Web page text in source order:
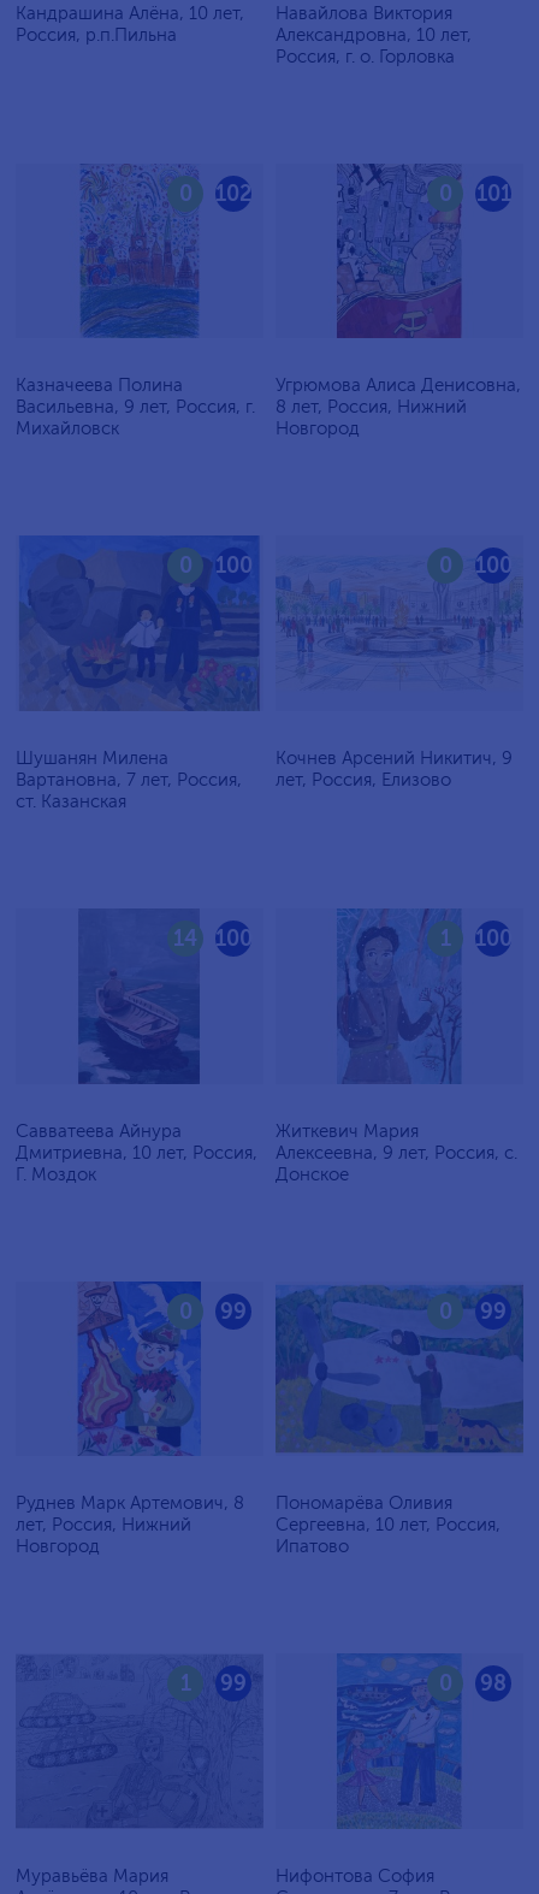
Кандрашина Алёна, 10 лет,
Россия, р.п.Пильна
Навайлова Виктория
Александровна, 10 лет,
Россия, г. о. Горловка
102
0
Казначеева Полина
Васильевна, 9 лет, Россия, г.
Михайловск
101
0
Угрюмова Алиса Денисовна,
8 лет, Россия, Нижний
Новгород
100
0
Шушанян Милена
Вартановна, 7 лет, Россия,
ст. Казанская
100
0
Кочнев Арсений Никитич, 9
лет, Россия, Елизово
100
14
Савватеева Айнура
Дмитриевна, 10 лет, Россия,
Г. Моздок
100
1
Житкевич Мария
Алексеевна, 9 лет, Россия, c.
Донское
99
0
Руднев Марк Артемович, 8
лет, Россия, Нижний
Новгород
99
0
Пономарёва Оливия
Сергеевна, 10 лет, Россия,
Ипатово
99
1
Муравьёва Мария
98
0
Нифонтова София